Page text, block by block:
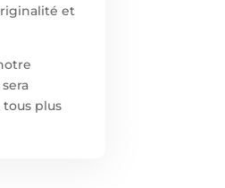
et
plus